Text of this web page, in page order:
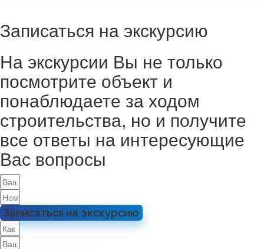
Записаться на экскурсию
На экскурсии Вы не только
посмотрите объект и
понаблюдаете за ходом
строительства, но и получите
все ответы на интересующие
Вас вопросы
Записаться на экскурсию